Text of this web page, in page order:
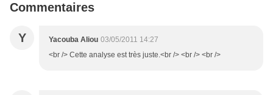
Commentaires
Y Yacouba Aliou 03/05/2011 14:27
<br /> Cette analyse est très juste.<br /> <br /> <br />